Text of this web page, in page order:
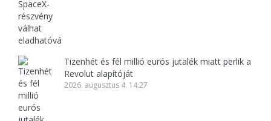
Tizenhét és fél millió eurós jutalék miatt perlik a
Revolut alapítóját
2026. augusztus 4. 14:27